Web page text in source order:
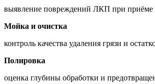
выявление повреждений ЛКП при приёме
Мойка и очистка
контроль качества удаления грязи и
Полировка
оценка глубины обработки и